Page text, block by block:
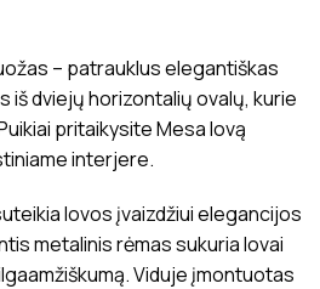
– patrauklus elegantiškas
iš dviejų horizontalių ovalų, kurie
pritaikysite Mesa lovą
interjere.
lovos įvaizdžiui elegancijos
metalinis rėmas sukuria lovai
Viduje įmontuotas